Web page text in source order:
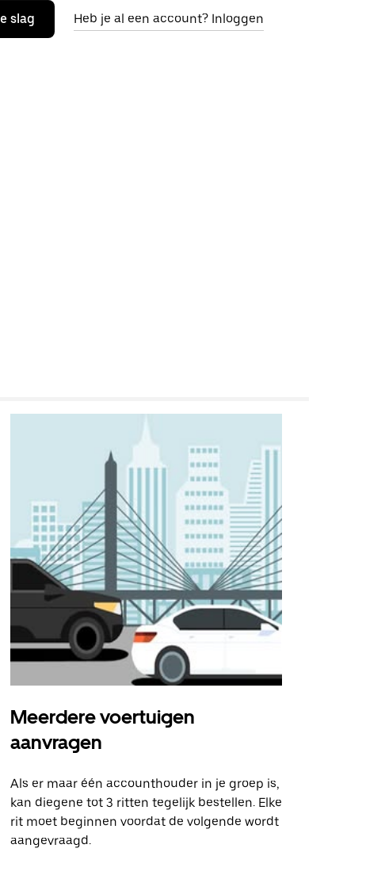
slag Heb je al een account? Inloggen
Meerdere voertuigen
aanvragen
Als er maar één accounthouder in je groep is,
kan diegene tot 3 ritten tegelijk bestellen. Elke
rit moet beginnen voordat de volgende wordt
aangevraagd.